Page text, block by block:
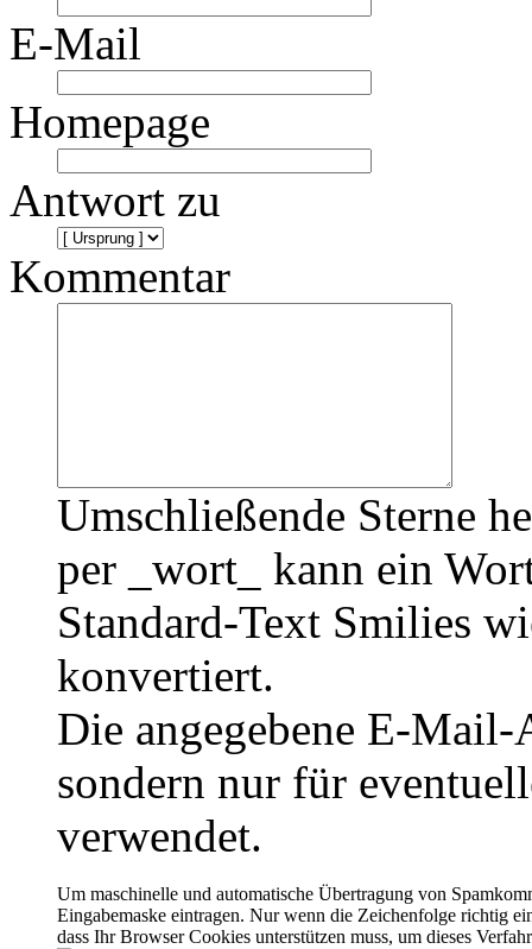
E-Mail
Homepage
Antwort zu
Kommentar
Umschließende Sterne
per _wort_ kann ein
Standard-Text Smilies
konvertiert.
Die angegebene E-
sondern nur für
verwendet.
Um maschinelle und automatische Übertragung von
Eingabemaske eintragen. Nur wenn die Zeichenfolge richtig
dass Ihr Browser Cookies unterstützen muss, um dieses